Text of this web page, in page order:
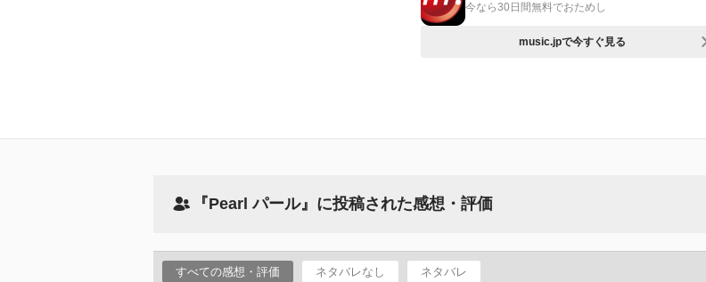
今なら30日間無料でおためし
music.jpで今すぐ見る
『Pearl パール』に投稿された感想・評価
すべての感想・評価 ネタバレなし ネタバレ